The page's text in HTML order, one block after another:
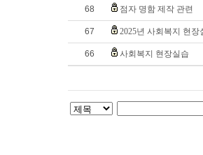
68 점자 명함 제작 관련
67 2025년 사회복지 현장
66 사회복지 현장실습